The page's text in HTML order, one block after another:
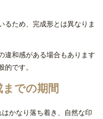
るため、完成形とは異なりま
違和感がある場合もあります
です。
での期間
かなり落ち着き、自然な印